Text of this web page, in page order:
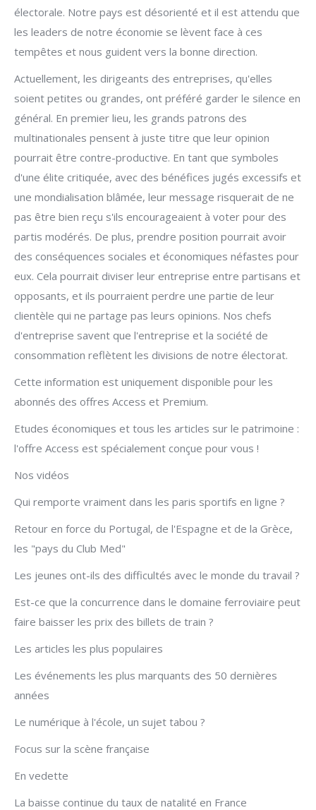
électorale. Notre pays est désorienté et il est attendu que
les leaders de notre économie se lèvent face à ces
tempêtes et nous guident vers la bonne direction.
Actuellement, les dirigeants des entreprises, qu'elles
soient petites ou grandes, ont préféré garder le silence en
général. En premier lieu, les grands patrons des
multinationales pensent à juste titre que leur opinion
pourrait être contre-productive. En tant que symboles
d'une élite critiquée, avec des bénéfices jugés excessifs et
une mondialisation blâmée, leur message risquerait de ne
pas être bien reçu s'ils encourageaient à voter pour des
partis modérés. De plus, prendre position pourrait avoir
des conséquences sociales et économiques néfastes pour
eux. Cela pourrait diviser leur entreprise entre partisans et
opposants, et ils pourraient perdre une partie de leur
clientèle qui ne partage pas leurs opinions. Nos chefs
d'entreprise savent que l'entreprise et la société de
consommation reflètent les divisions de notre électorat.
Cette information est uniquement disponible pour les
abonnés des offres Access et Premium.
Etudes économiques et tous les articles sur le patrimoine :
l'offre Access est spécialement conçue pour vous !
Nos vidéos
Qui remporte vraiment dans les paris sportifs en ligne ?
Retour en force du Portugal, de l'Espagne et de la Grèce,
les "pays du Club Med"
Les jeunes ont-ils des difficultés avec le monde du travail ?
Est-ce que la concurrence dans le domaine ferroviaire peut
faire baisser les prix des billets de train ?
Les articles les plus populaires
Les événements les plus marquants des 50 dernières
années
Le numérique à l'école, un sujet tabou ?
Focus sur la scène française
En vedette
La baisse continue du taux de natalité en France